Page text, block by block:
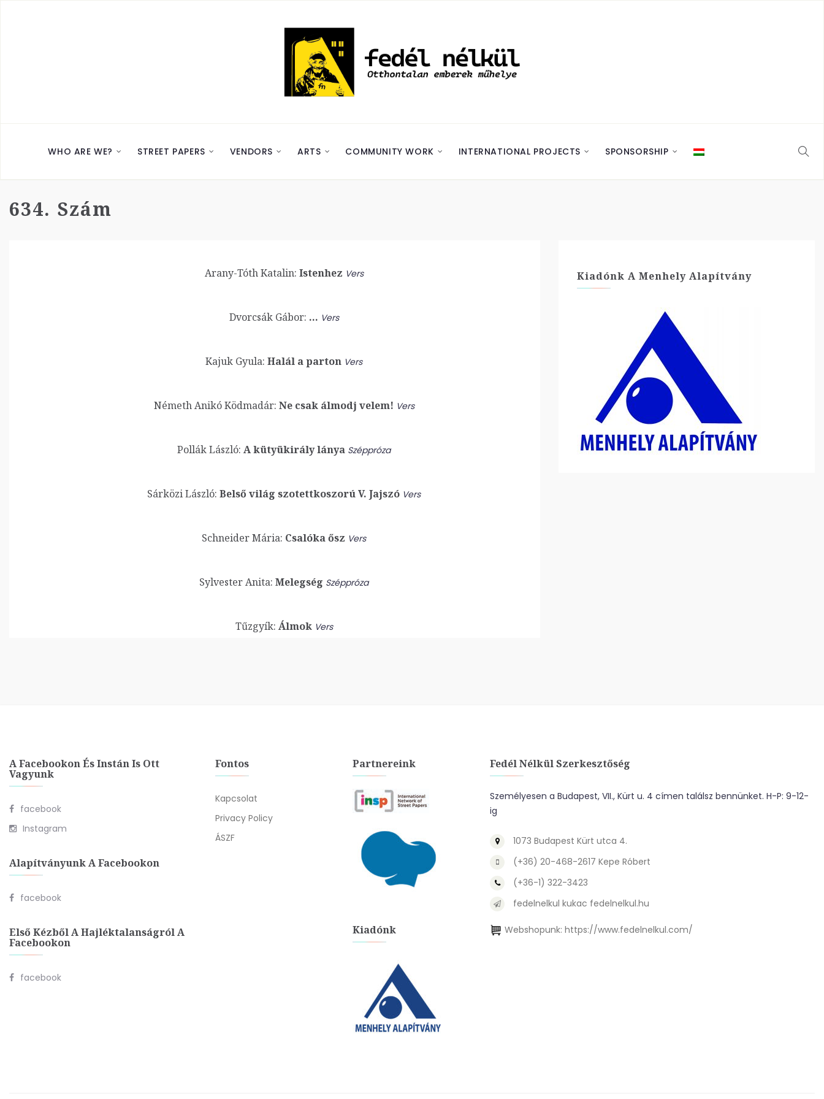
WHO ARE WE? STREET PAPERS VENDORS ARTS COMMUNITY WORK INTERNATIONAL PROJECTS SPONSORSHIP
634. Szám
Arany-Tóth Katalin: Istenhez Vers
Dvorcsák Gábor: … Vers
Kajuk Gyula: Halál a parton Vers
Németh Anikó Ködmadár: Ne csak álmodj velem! Vers
Pollák László: A kütyükirály lánya Széppróza
Sárközi László: Belső világ szotettkoszorú V. Jajszó Vers
Schneider Mária: Csalóka ősz Vers
Sylvester Anita: Melegség Széppróza
Tűzgyík: Álmok Vers
Kiadónk A Menhely Alapítvány
A Facebookon És Instán Is Ott
Vagyunk
facebook
Instagram
Alapítványunk A Facebookon
facebook
Első Kézből A Hajléktalanságról A
Facebookon
facebook
Fontos
Kapcsolat
Privacy Policy
ÁSZF
Partnereink
Kiadónk
Fedél Nélkül Szerkesztőség
Személyesen a Budapest, VII., Kürt u. 4 címen találsz bennünket. H-P: 9-12-
ig
1073 Budapest Kürt utca 4.
(+36) 20-468-2617 Kepe Róbert
(+36-1) 322-3423
fedelnelkul kukac fedelnelkul.hu
Webshopunk: https://www.fedelnelkul.com/